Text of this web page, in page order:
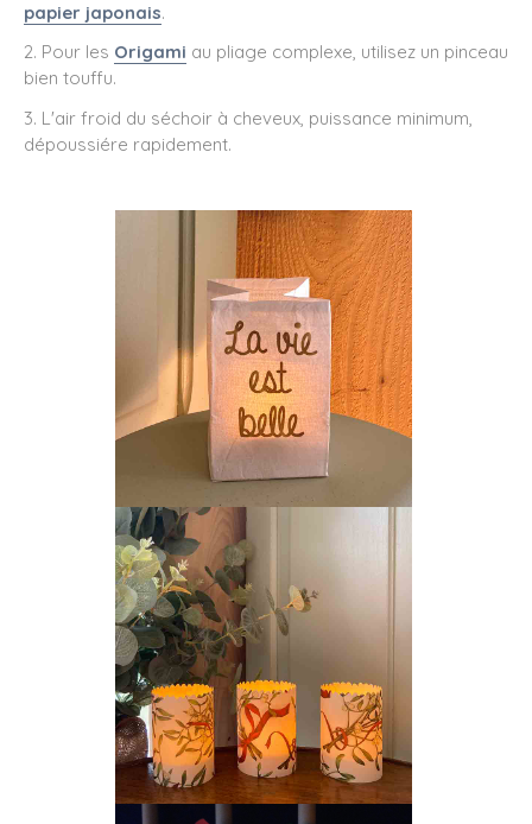
papier japonais.
2. Pour les Origami au pliage complexe, utilisez un pinceau
bien touffu.
3. L'air froid du séchoir à cheveux, puissance minimum,
dépoussiére rapidement.